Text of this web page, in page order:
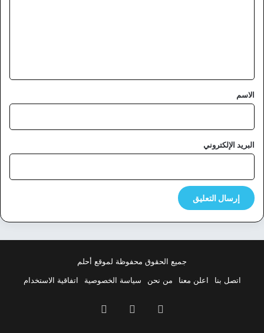
*
الاسم
البريد الإلكتروني
جميع الحقوق محفوظة لموقع أحلم
اتصل بنا
اعلن معنا من نحن سياسة الخصوصية اتفاقية الاستخدام
فيسبوك